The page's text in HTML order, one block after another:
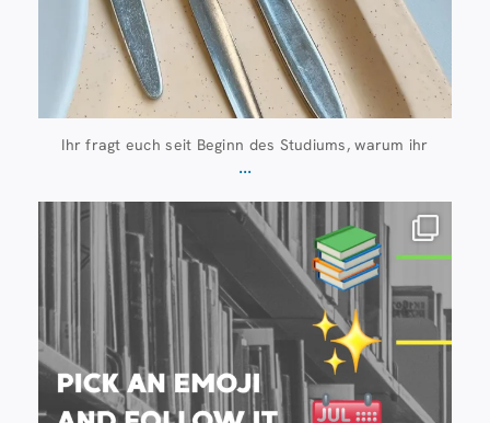
Ihr fragt euch seit Beginn des Studiums, warum ihr
...
Juli 20
0